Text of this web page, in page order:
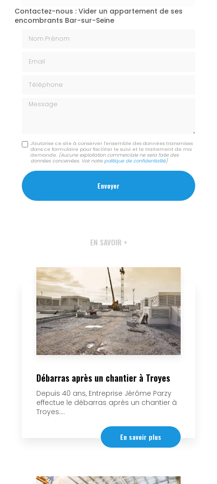
Contactez-nous : Vider un appartement de ses
encombrants Bar-sur-Seine
Message
J'autorise ce site à conserver l'ensemble des données transmises
dans ce formulaire pour faciliter le suivi et le traitement de ma
demande. (Aucune exploitation commerciale ne sera faite des
données concervées. Voir notrepolitique de confidentialité)
EN SAVOIR +
Débarras après un chantier à Troyes
Depuis 40 ans, Entreprise Jérôme Parzy
effectue le débarras après un chantier à
Troyes....
En savoir plus